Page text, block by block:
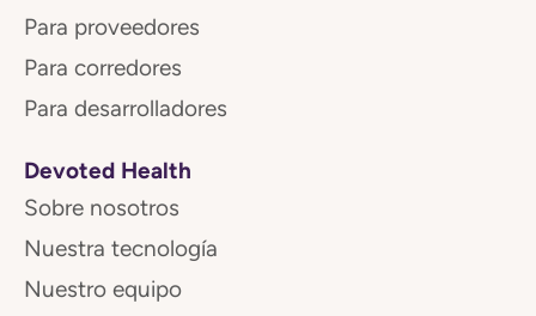
Para proveedores
Para corredores
Para desarrolladores
Devoted Health
Sobre nosotros
Nuestra tecnología
Nuestro equipo